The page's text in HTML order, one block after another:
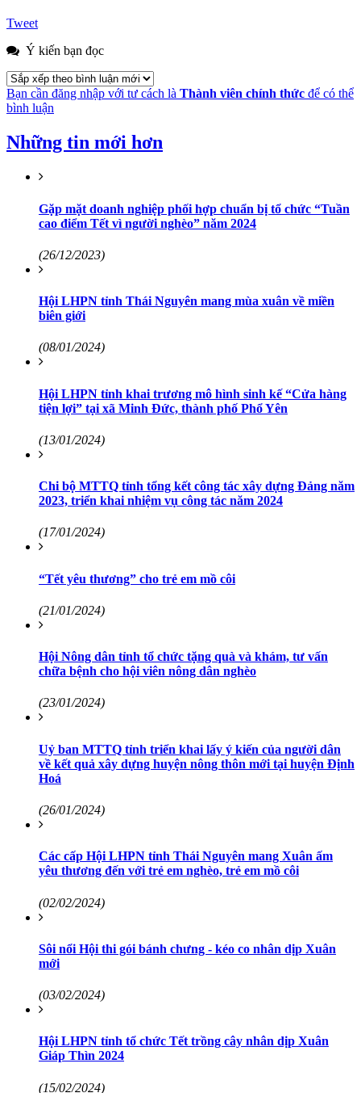
Tweet
Ý kiến bạn đọc
Bạn cần đăng nhập với tư cách là Thành viên chính thức để có thể
bình luận
Những tin mới hơn
Gặp mặt doanh nghiệp phối hợp chuẩn bị tổ chức “Tuần
cao điểm Tết vì người nghèo” năm 2024
(26/12/2023)
Hội LHPN tỉnh Thái Nguyên mang mùa xuân về miền
biên giới
(08/01/2024)
Hội LHPN tỉnh khai trương mô hình sinh kế “Cửa hàng
tiện lợi” tại xã Minh Đức, thành phố Phổ Yên
(13/01/2024)
Chi bộ MTTQ tỉnh tổng kết công tác xây dựng Đảng năm
2023, triển khai nhiệm vụ công tác năm 2024
(17/01/2024)
“Tết yêu thương” cho trẻ em mồ côi
(21/01/2024)
Hội Nông dân tỉnh tổ chức tặng quà và khám, tư vấn
chữa bệnh cho hội viên nông dân nghèo
(23/01/2024)
Uỷ ban MTTQ tỉnh triển khai lấy ý kiến của người dân
về kết quả xây dựng huyện nông thôn mới tại huyện Định
Hoá
(26/01/2024)
Các cấp Hội LHPN tỉnh Thái Nguyên mang Xuân ấm
yêu thương đến với trẻ em nghèo, trẻ em mồ côi
(02/02/2024)
Sôi nổi Hội thi gói bánh chưng - kéo co nhân dịp Xuân
mới
(03/02/2024)
Hội LHPN tỉnh tổ chức Tết trồng cây nhân dịp Xuân
Giáp Thìn 2024
(15/02/2024)